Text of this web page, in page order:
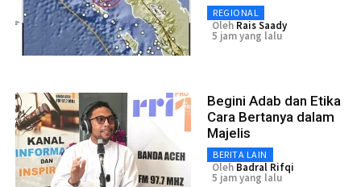
REGIONAL
Oleh Rais Saady
5 jam yang lalu
Begini Adab dan Etika
Cara Bertanya dalam
Majelis
BERITA LAIN
Oleh Badral Rifqi
5 jam yang lalu